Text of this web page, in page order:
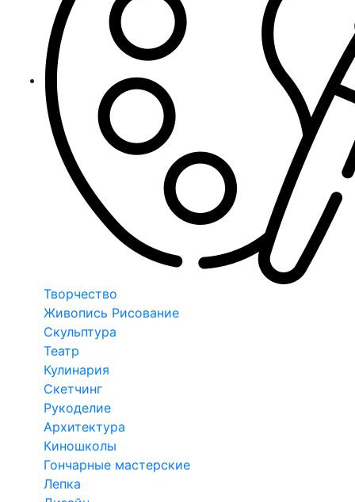
Творчество
Живопись Рисование
Скульптура
Театр
Кулинария
Скетчинг
Рукоделие
Архитектура
Киношколы
Гончарные мастерские
Лепка